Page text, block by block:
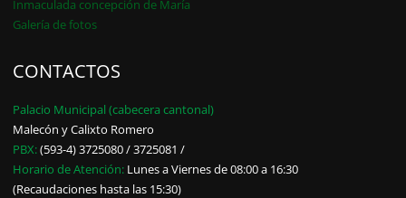
Inmaculada concepción de María
Galería de fotos
CONTACTOS
Palacio Municipal (cabecera cantonal)
Malecón y Calixto Romero
PBX:(593-4) 3725080 / 3725081 /
Horario de Atención: Lunes a Viernes de 08:00 a 16:30
(Recaudaciones hasta las 15:30)